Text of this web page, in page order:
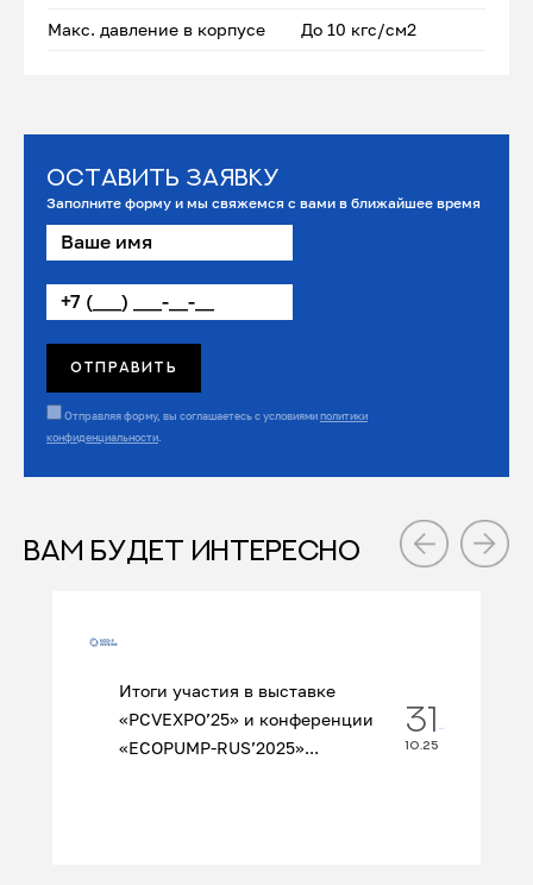
Макс. давление в корпусе До 10 кгс/см2
Оставить заявку
Заполните форму и мы свяжемся с вами в ближайшее время
Отправляя форму, вы соглашаетесь с условиямиполитики
конфиденциальности.
ВАМ БУДЕТ ИНТЕРЕСНО
Итоги участия в выставке
«PCVEXPO’25» и конференции
«ECOPUMP‑RUS’2025»...
31
10.25